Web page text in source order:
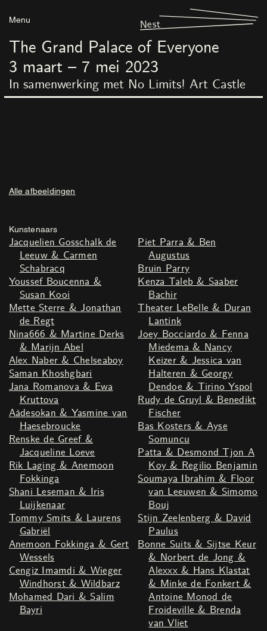
Menu Nest
The Grand Palace of Everyone
3 maart – 7 mei 2023
In samenwerking met No Limits! Art Castle
Alle afbeeldingen
Kunstenaars
Jacquelien Gosschalk de
Leeuw & Carmen
Schabracq
Youssef Boucenna &
Susan Kooi
Mette Sterre & Jonathan
de Regt
Nina666 & Martine Derks
& Marijn Abel
Alex Naber & Chelseaboy
Saman Khoshgbari
Jana Romanova & Ewa
Kruttova
Aàdesokan & Yasmine van
Haesebroucke
Renske de Greef &
Jacqueline Loeve
Rik Laging & Anemoon
Fokkinga
Shani Leseman & Iris
Luijkenaar
Tommy Smits & Laurens
Gabriël
Anemoon Fokkinga & Gert
Wessels
Cengiz Imamdi & Wieger
Windhorst & Wildbarz
Mohamed Dari & Salim
Bayri
Piet Parra & Ben
Augustus
Bruin Parry
Kenza Taleb & Saaber
Bachir
Theater LeBelle & Duran
Lantink
Joey Bocciardo & Fenna
Miedema & Nancy
Keizer & Jessica van
Halteren & Georgy
Dendoe & Tirino Yspol
Rudy de Gruyl & Benedikt
Fischer
Bas Kosters & Ayse
Somuncu
Patta & Desmond Tjon A
Koy & Regilio Benjamin
Soumaya Ibrahim & Floor
van Leeuwen & Simomo
Bouj
Stijn Zeelenberg & David
Paulus
Bonne Suits & Sijtse Keur
& Norbert de Jong &
Alexxx & Hans Klastat
& Minke de Fonkert &
Antoine Monod de
Froideville & Brenda
van Vliet